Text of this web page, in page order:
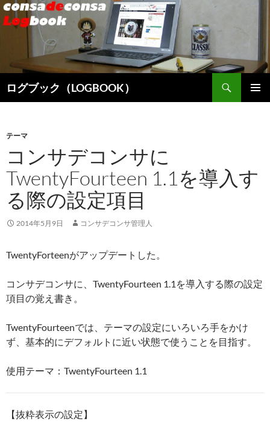
ログブック（LOGBOOK）
索
ン
へ
ス
キ
ッ
プ
テーマ
コンサデコンサに
TwentyFourteen 1.1を導入す
る際の設定項目
2014年5月9日 コンサデコンサ管理人
TwentyForteenがアップデートした。
コンサデコンサに、TwentyFourteen 1.1を導入する際の設定
項目の覚え書き。
TwentyFourteenでは、テーマの設定にいろいろ手をかけ
ず、基本的にデフォルトに近い状態で使うことを目指す。
使用テーマ：TwentyFourteen 1.1
【抜粋表示の設定】